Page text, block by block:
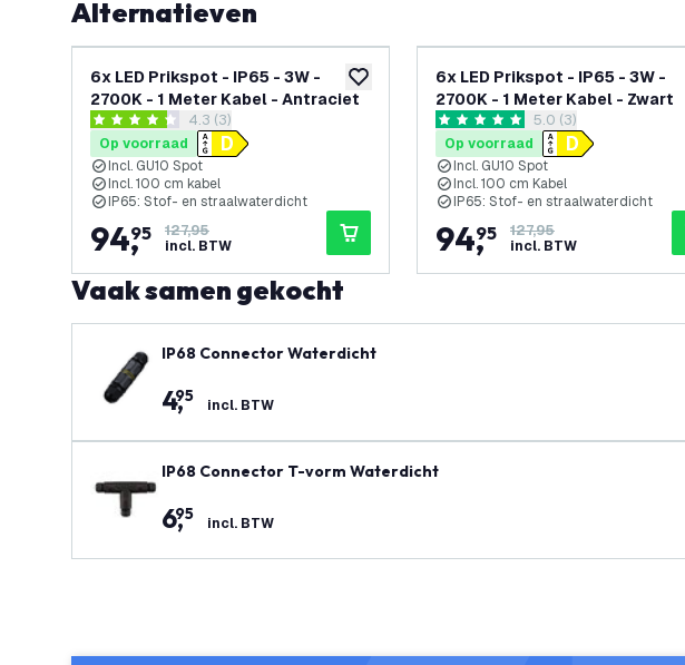
Alternatieven
toevoegen aan verlanglijst
6x LED Prikspot - IP65 - 3W -
2700K - 1 Meter Kabel - Antraciet
reviews drawer openen
4.3 score sterren4.3 (3)
Op voorraad
Incl. GU10 Spot
Incl. 100 cm kabel
IP65: Stof- en straalwaterdicht
94,
95
127,95
incl. BTW
6x LED Prikspot - IP65 - 3W -
2700K - 1 Meter Kabel - Zwart
reviews drawer
5 score sterren5.0 (3)
Op voorraad
Incl. GU10 Spot
Incl. 100 cm Kabel
IP65: Stof- en straalwaterdicht
94,
95
127,95
incl. BTW
Vaak samen gekocht
IP68 Connector Waterdicht
4,
95 incl. BTW
IP68 Connector T-vorm Waterdicht
6,
95 incl. BTW